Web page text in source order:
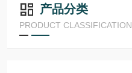
产品分类
PRODUCT CLASSIFICATION